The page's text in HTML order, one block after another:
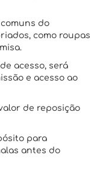
do
como roupas
acesso, será
e acesso ao
de reposição
para
antes do